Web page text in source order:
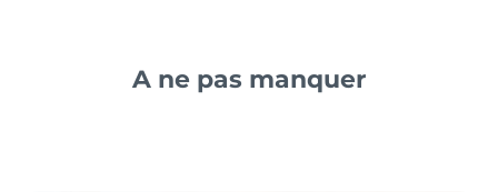
A ne pas manquer